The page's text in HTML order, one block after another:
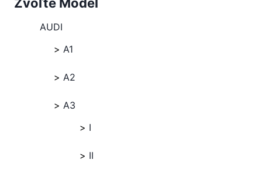
Zvoľte Model
AUDI
A1
A2
A3
I
II